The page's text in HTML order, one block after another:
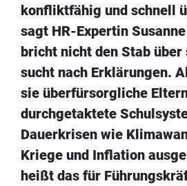
konfliktfähig und schnell
sagt HR-Expertin
bricht nicht den Stab über
sucht nach Erklärungen.
sie überfürsorgliche
durchgetaktete
Dauerkrisen wie
Kriege und Inflation
heißt das für